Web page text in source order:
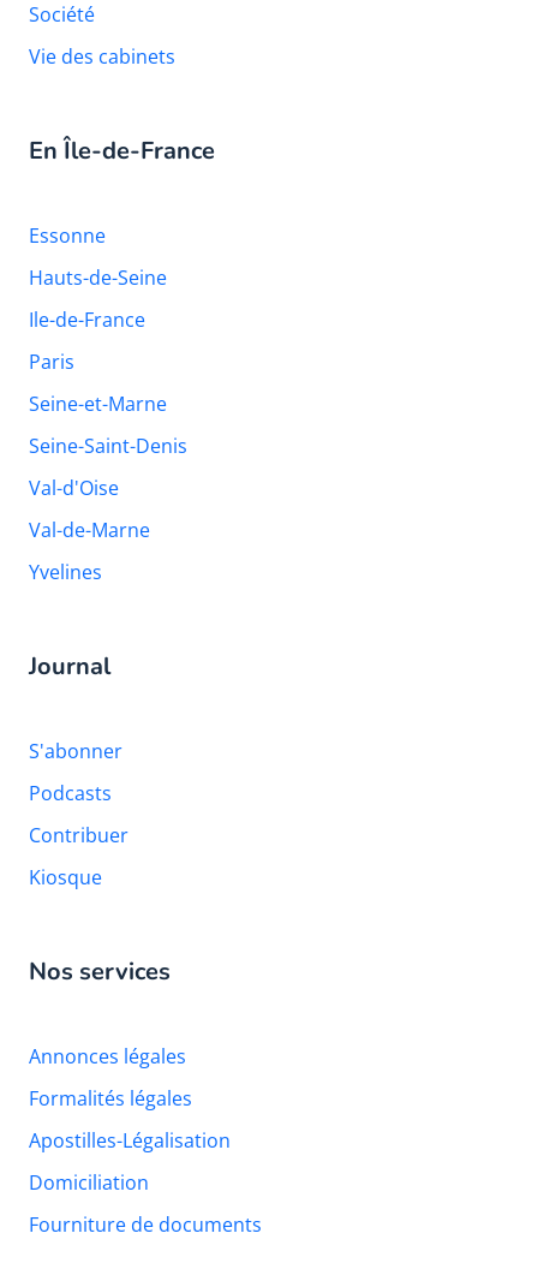
Société
Vie des cabinets
En Île-de-France
Essonne
Hauts-de-Seine
Ile-de-France
Paris
Seine-et-Marne
Seine-Saint-Denis
Val-d'Oise
Val-de-Marne
Yvelines
Journal
S'abonner
Podcasts
Contribuer
Kiosque
Nos services
Annonces légales
Formalités légales
Apostilles-Légalisation
Domiciliation
Fourniture de documents